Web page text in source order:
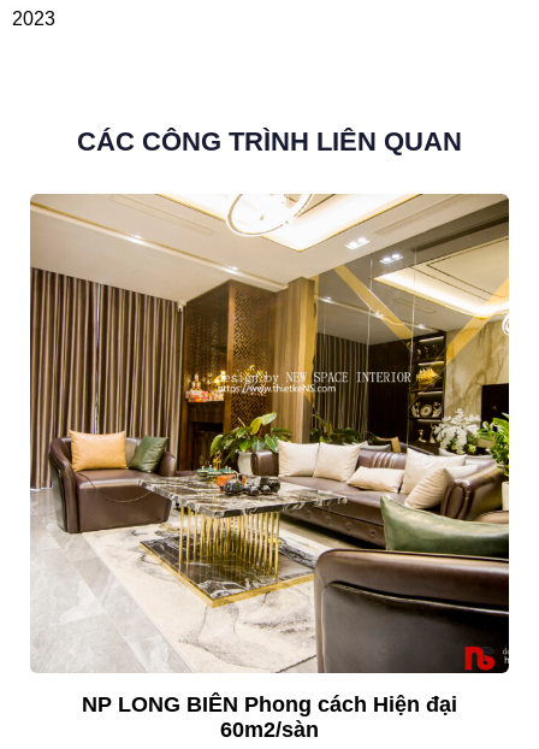
2023
CÁC CÔNG TRÌNH LIÊN QUAN
NP LONG BIÊN Phong cách Hiện đại
60m2/sàn